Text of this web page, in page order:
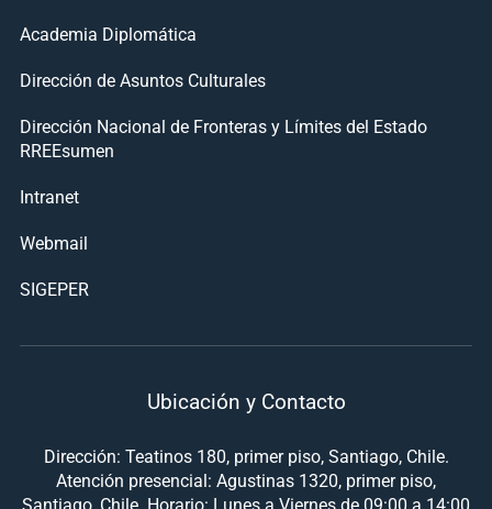
Academia Diplomática
Dirección de Asuntos Culturales
Dirección Nacional de Fronteras y Límites del Estado
RREEsumen
Intranet
Webmail
SIGEPER
Ubicación y Contacto
Dirección: Teatinos 180, primer piso, Santiago, Chile.
Atención presencial: Agustinas 1320, primer piso,
Santiago, Chile. Horario: Lunes a Viernes de 09:00 a 14:00